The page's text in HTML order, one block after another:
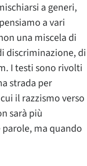
a generi,
a vari
una miscela di
discriminazione, di
I testi sono rivolti
strada per
il razzismo verso
sarà più
ma quando